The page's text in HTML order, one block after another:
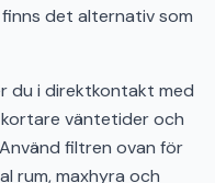
det alternativ som
du i direktkontakt med
väntetider och
filtren ovan för
rum, maxhyra och